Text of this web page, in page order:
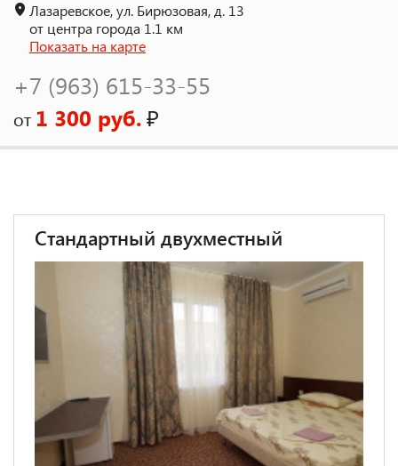
Лазаревское, ул. Бирюзовая, д. 13
от центра города 1.1 км
Показать на карте
+7 (963) 615-33-55
от 1 300 руб.₽
Стандартный двухместный